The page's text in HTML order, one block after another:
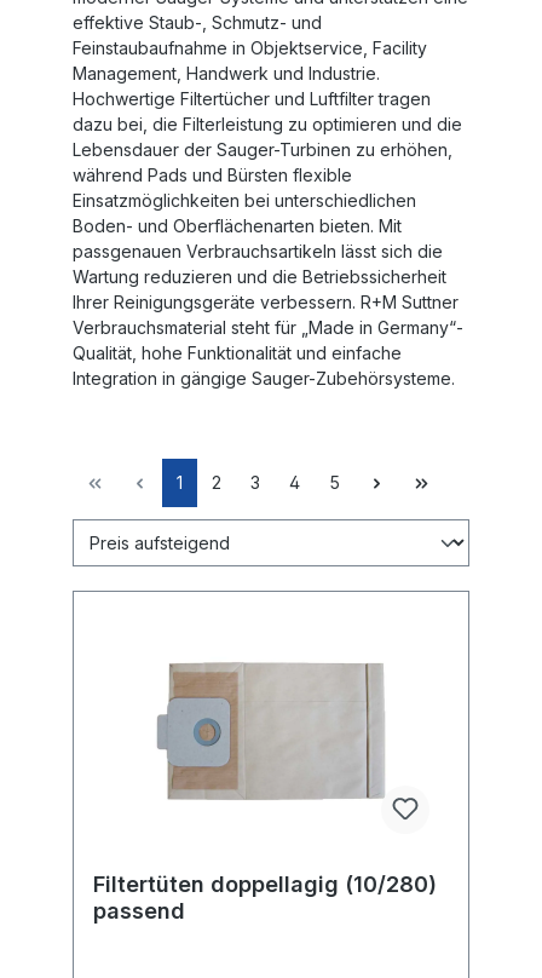
effektive Staub-, Schmutz- und
Feinstaubaufnahme in Objektservice, Facility
Management, Handwerk und Industrie.
Hochwertige Filtertücher und Luftfilter tragen
dazu bei, die Filterleistung zu optimieren und die
Lebensdauer der Sauger-Turbinen zu erhöhen,
während Pads und Bürsten flexible
Einsatzmöglichkeiten bei unterschiedlichen
Boden- und Oberflächenarten bieten. Mit
passgenauen Verbrauchsartikeln lässt sich die
Wartung reduzieren und die Betriebssicherheit
Ihrer Reinigungsgeräte verbessern. R+M Suttner
Verbrauchsmaterial steht für „Made in Germany“-
Qualität, hohe Funktionalität und einfache
Integration in gängige Sauger-Zubehörsysteme.
1 2 3 4 5
Filtertüten doppellagig (10/280)
passend